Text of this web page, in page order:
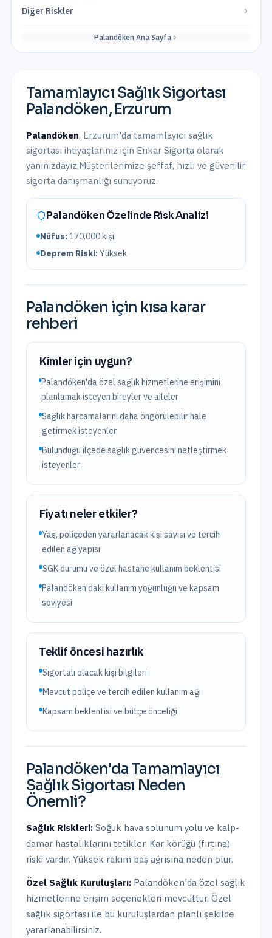
Diğer Riskler
Palandöken Ana Sayfa
Tamamlayıcı Sağlık Sigortası
Palandöken, Erzurum
Palandöken, Erzurum'da tamamlayıcı sağlık
sigortası ihtiyaçlarınız için Enkar Sigorta olarak
yanınızdayız.Müşterilerimize şeffaf, hızlı ve güvenilir
sigorta danışmanlığı sunuyoruz.
PalandökenÖzelinde Risk Analizi
Nüfus:170.000kişi
Deprem Riski:Yüksek
Palandöken için kısa karar
rehberi
Kimler için uygun?
Palandöken'da özel sağlık hizmetlerine erişimini
planlamak isteyen bireyler ve aileler
Sağlık harcamalarını daha öngörülebilir hale
getirmek isteyenler
Bulunduğu ilçede sağlık güvencesini netleştirmek
isteyenler
Fiyatı neler etkiler?
Yaş, poliçeden yararlanacak kişi sayısı ve tercih
edilen ağ yapısı
SGK durumu ve özel hastane kullanım beklentisi
Palandöken'daki kullanım yoğunluğu ve kapsam
seviyesi
Teklif öncesi hazırlık
Sigortalı olacak kişi bilgileri
Mevcut poliçe ve tercih edilen kullanım ağı
Kapsam beklentisi ve bütçe önceliği
Palandöken'da Tamamlayıcı
Sağlık Sigortası Neden
Önemli?
Sağlık Riskleri: Soğuk hava solunum yolu ve kalp-
damar hastalıklarını tetikler. Kar körüğü (fırtına)
riski vardır. Yüksek rakım baş ağrısına neden olur.
Özel Sağlık Kuruluşları: Palandöken'da özel sağlık
hizmetlerine erişim seçenekleri mevcuttur. Özel
sağlık sigortası ile bu kuruluşlardan planlı şekilde
yararlanabilirsiniz.